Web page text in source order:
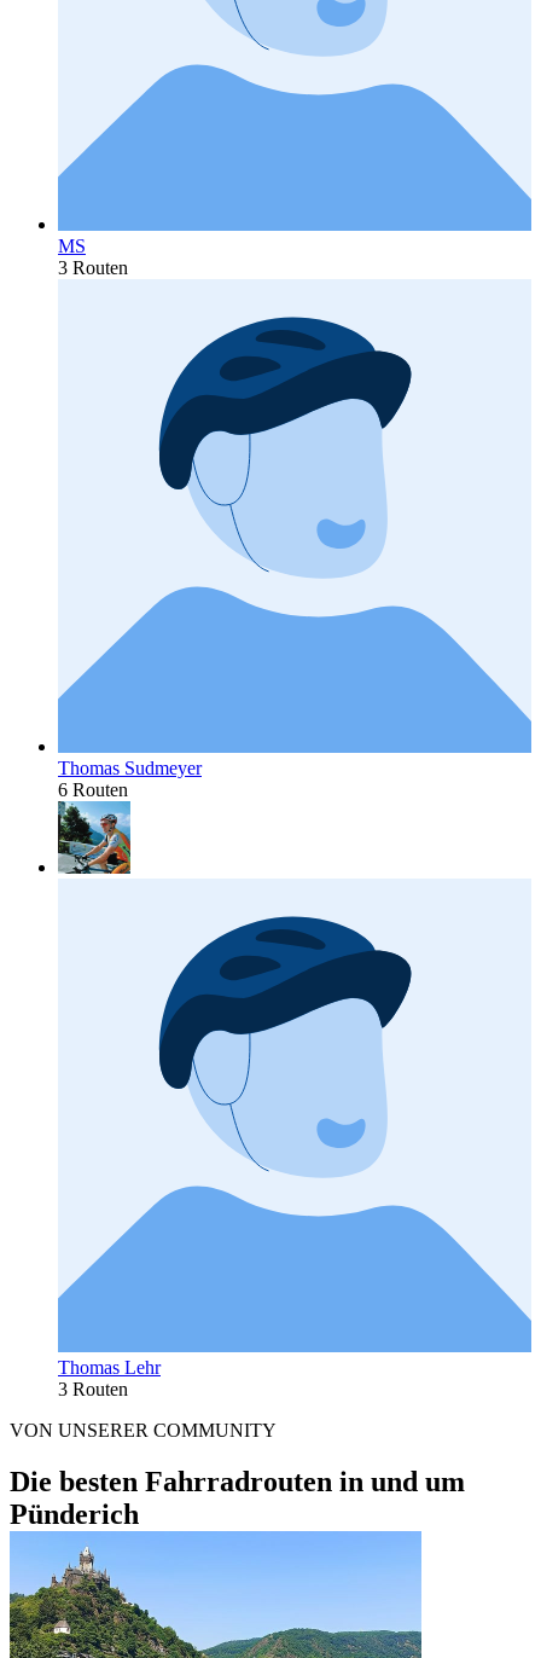
MS
3 Routen
Thomas Sudmeyer
6 Routen
Thomas Lehr
3 Routen
VON UNSERER COMMUNITY
Die besten Fahrradrouten in und um
Pünderich